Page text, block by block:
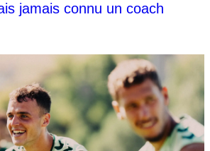
jamais connu un coach